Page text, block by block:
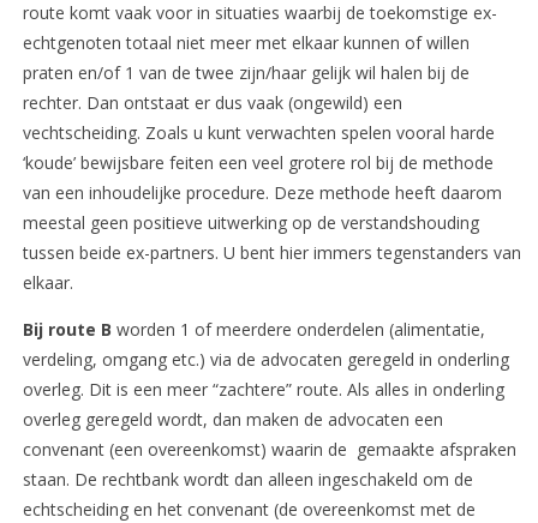
route komt vaak voor in situaties waarbij de toekomstige ex-
echtgenoten totaal niet meer met elkaar kunnen of willen
praten en/of 1 van de twee zijn/haar gelijk wil halen bij de
rechter. Dan ontstaat er dus vaak (ongewild) een
vechtscheiding. Zoals u kunt verwachten spelen vooral harde
‘koude’ bewijsbare feiten een veel grotere rol bij de methode
van een inhoudelijke procedure. Deze methode heeft daarom
meestal geen positieve uitwerking op de verstandshouding
tussen beide ex-partners. U bent hier immers tegenstanders van
elkaar.
Bij route B worden 1 of meerdere onderdelen (alimentatie,
verdeling, omgang etc.) via de advocaten geregeld in onderling
overleg. Dit is een meer “zachtere” route. Als alles in onderling
overleg geregeld wordt, dan maken de advocaten een
convenant (een overeenkomst) waarin de gemaakte afspraken
staan. De rechtbank wordt dan alleen ingeschakeld om de
echtscheiding en het convenant (de overeenkomst met de